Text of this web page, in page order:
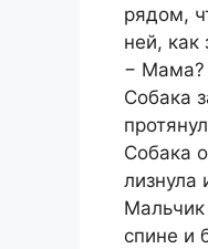
рядом,
ней,
− Мама?
Собака
Собака
лизнула
Мальчик
спине и